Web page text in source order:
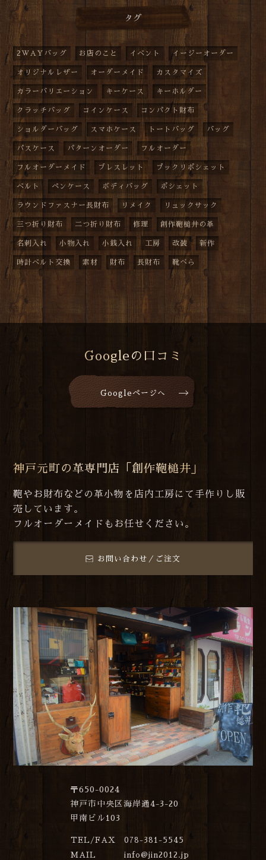
タグ
2WAYバッグ お店のこと イベント イージーオーダー
オリジナルレザー オーダーメイド カスタマイズ
カラーバリエーション キーケース キーホルダー
クラッチバッグ コインケース コンパクト財布
ショルダーバッグ スマホケース トートバッグ バッグ
パスケース パターンオーダー フルオーダー
フルオーダーメイド ブレスレット プックリポシェット
ベルト ペンケース ボディバッグ ポシェット
ラウンドファスナー長財布 リメイク リュックサック
三つ折り財布 二つ折り財布 修理 創作鞄槌井の革
名刺入れ 小物入れ 小銭入れ 工房 改装 新作
時計ベルト交換 素材 財布 長財布 靴べら
Googleの口コミ
Googleページへ
神戸元町の革専門店「創作鞄槌井」
鞄やお財布などの革小物を店内工房にて手作りし販
売しています。
フルオーダーメイドもお任せください。
お問い合わせ／ご注文
〒650-0024
神戸市中央区海岸通4-3-20
甲南ビル103
TEL/FAX
078-381-5545
MAIL
info@jin2012.jp